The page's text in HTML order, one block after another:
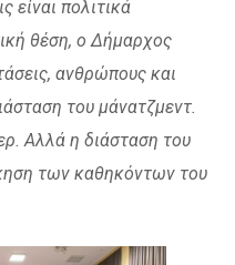
είναι πολιτικά
θέση, ο Δήμαρχος
ανθρώπους και
του μάνατζμεντ.
Αλλά η διάσταση του
των καθηκόντων του